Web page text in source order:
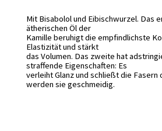
Mit Bisabolol und Eibischwurzel. Das
ätherischen Öl der
Kamille beruhigt die empfindlichste
Elastizität und stärkt
das Volumen. Das zweite hat
straffende Eigenschaften: Es
verleiht Glanz und schließt die Fasern
werden sie geschmeidig.